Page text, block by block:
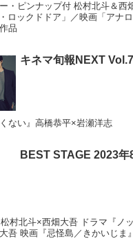
・ピンナップ付 松村北斗＆西
ロックドドア」／映画「アナ
品
キネマ旬報NEXT
ない』高橋恭平×岩瀬洋志
BEST STAGE 2023年
村北斗×西畑大吾 ドラマ『ノ
吾 映画『忌怪島／きかいじま』